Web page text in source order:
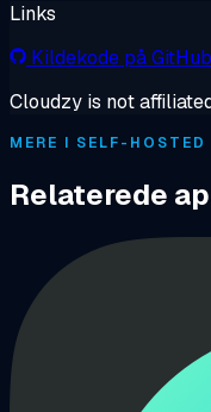
Links
Kildekode på GitHub
Cloudzy is not
MERE I SELF-HOSTED
Relaterede